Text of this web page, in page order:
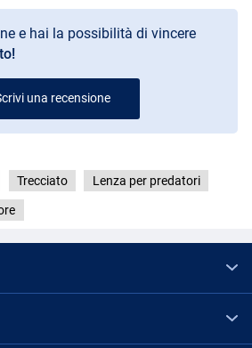
e hai la possibilità di vincere
una recensione
Trecciato Lenza per predatori